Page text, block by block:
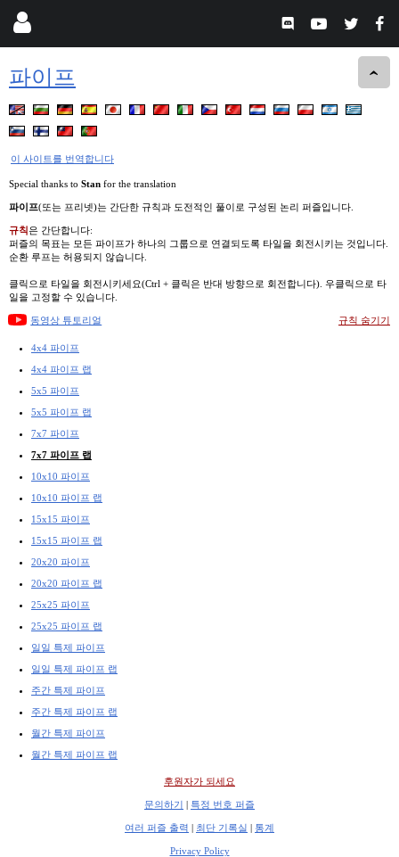
파이프
이 사이트를 번역합니다
Special thanks to Stan for the translation
파이프(또는 프리넷)는 간단한 규칙과 도전적인 풀이로 구성된 논리 퍼즐입니다.
규칙은 간단합니다:
퍼즐의 목표는 모든 파이프가 하나의 그룹으로 연결되도록 타일을 회전시키는 것입니다.
순환 루프는 허용되지 않습니다.
클릭으로 타일을 회전시키세요(Ctrl + 클릭은 반대 방향으로 회전합니다). 우클릭으로 타
일을 고정할 수 있습니다.
동영상 튜토리얼 규칙 숨기기
4x4 파이프
4x4 파이프 랩
5x5 파이프
5x5 파이프 랩
7x7 파이프
7x7 파이프 랩
10x10 파이프
10x10 파이프 랩
15x15 파이프
15x15 파이프 랩
20x20 파이프
20x20 파이프 랩
25x25 파이프
25x25 파이프 랩
일일 특제 파이프
일일 특제 파이프 랩
주간 특제 파이프
주간 특제 파이프 랩
월간 특제 파이프
월간 특제 파이프 랩
후원자가 되세요
문의하기 | 특정 번호 퍼즐
여러 퍼즐 출력 | 최단 기록실 | 통계
Privacy Policy